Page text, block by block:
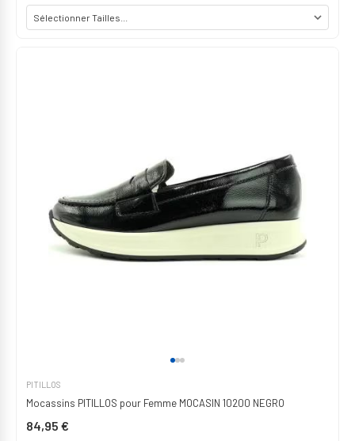
PITILLOS
Mocassins PITILLOS pour Femme MOCASIN 10200 NEGRO
84,95 €